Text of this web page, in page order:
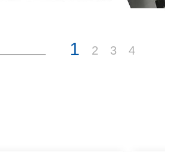
1 2 3 4